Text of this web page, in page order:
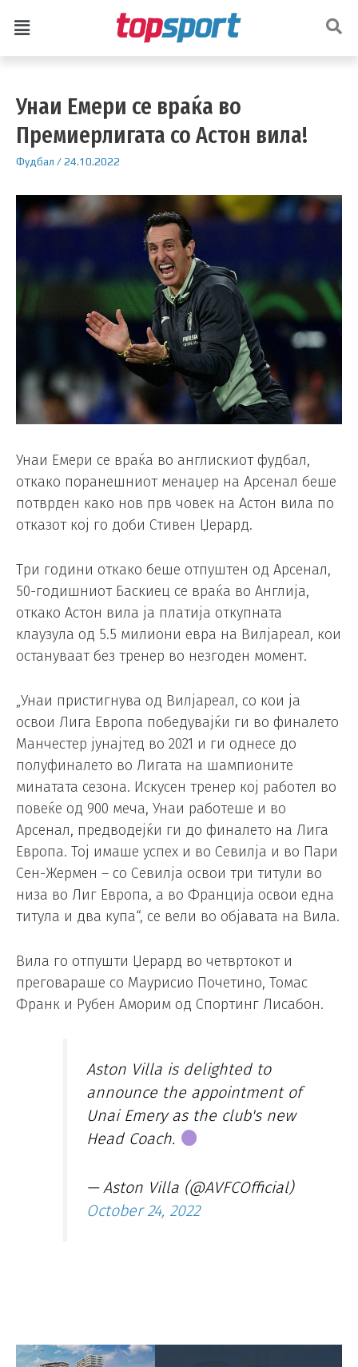
Унаи Емери се враќа во
Премиерлигата со Астон вила!
Фудбал /24.10.2022
Унаи Емери се враќа во англискиот фудбал,
откако поранешниот менаџер на Арсенал беше
потврден како нов прв човек на Астон вила по
отказот кој го доби Стивен Џерард.
Три години откако беше отпуштен од Арсенал,
50-годишниот Баскиец се враќа во Англија,
откако Астон вила ја платија откупната
клаузула од 5.5 милиони евра на Вилјареал, кои
остануваат без тренер во незгоден момент.
„Унаи пристигнува од Вилјареал, со кои ја
освои Лига Европа победувајќи ги во финалето
Манчестер јунајтед во 2021 и ги однесе до
полуфиналето во Лигата на шампионите
минатата сезона. Искусен тренер кој работел во
повеќе од 900 меча, Унаи работеше и во
Арсенал, предводејќи ги до финалето на Лига
Европа. Тој имаше успех и во Севилја и во Пари
Сен-Жермен – со Севилја освои три титули во
низа во Лиг Европа, а во Франција освои една
титула и два купа“, се вели во објавата на Вила.
Вила го отпушти Џерард во четвртокот и
преговараше со Маурисио Почетино, Томас
Франк и Рубен Аморим од Спортинг Лисабон.
Aston Villa is delighted to
announce the appointment of
Unai Emery as the club's new
Head Coach.
— Aston Villa (@AVFCOfficial)
October 24, 2022